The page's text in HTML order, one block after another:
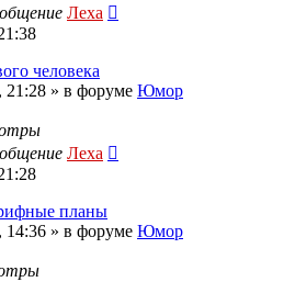
Леха
человека
21:28 » в форуме Юмор
Леха
планы
14:36 » в форуме Юмор